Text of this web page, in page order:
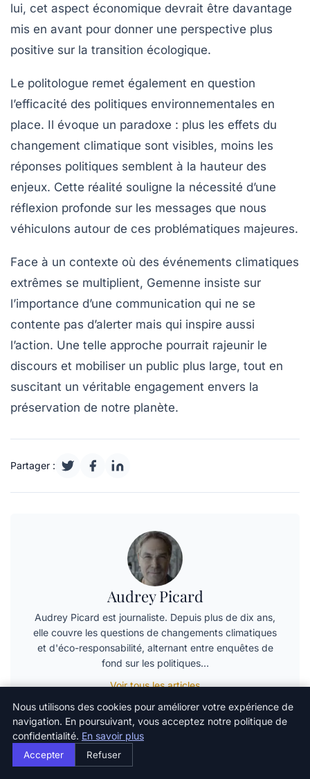
lui, cet aspect économique devrait être davantage
mis en avant pour donner une perspective plus
positive sur la transition écologique.
Le politologue remet également en question
l’efficacité des politiques environnementales en
place. Il évoque un paradoxe : plus les effets du
changement climatique sont visibles, moins les
réponses politiques semblent à la hauteur des
enjeux. Cette réalité souligne la nécessité d’une
réflexion profonde sur les messages que nous
véhiculons autour de ces problématiques majeures.
Face à un contexte où des événements climatiques
extrêmes se multiplient, Gemenne insiste sur
l’importance d’une communication qui ne se
contente pas d’alerter mais qui inspire aussi
l’action. Une telle approche pourrait rajeunir le
discours et mobiliser un public plus large, tout en
suscitant un véritable engagement envers la
préservation de notre planète.
Partager :
Audrey Picard
Audrey Picard est journaliste. Depuis plus de dix ans,
elle couvre les questions de changements climatiques
et d'éco-responsabilité, alternant entre enquêtes de
fond sur les politiques…
Voir tous les articles
Articles similaires
Nous utilisons des cookies pour améliorer votre expérience de
navigation. En poursuivant, vous acceptez notre politique de
confidentialité. En savoir plus
Accepter Refuser